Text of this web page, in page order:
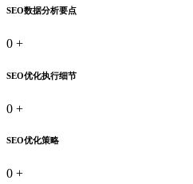
SEO数据分析要点
0 +
SEO优化执行细节
0 +
SEO优化策略
0 +